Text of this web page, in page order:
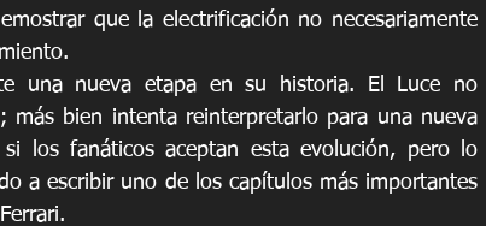
que la electrificación no necesariamente
una nueva etapa en su historia. El Luce no
más bien intenta reinterpretarlo para una nueva
los fanáticos aceptan esta evolución, pero lo
a escribir uno de los capítulos más importantes